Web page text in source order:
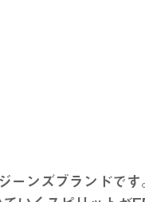
ーンズブランドで